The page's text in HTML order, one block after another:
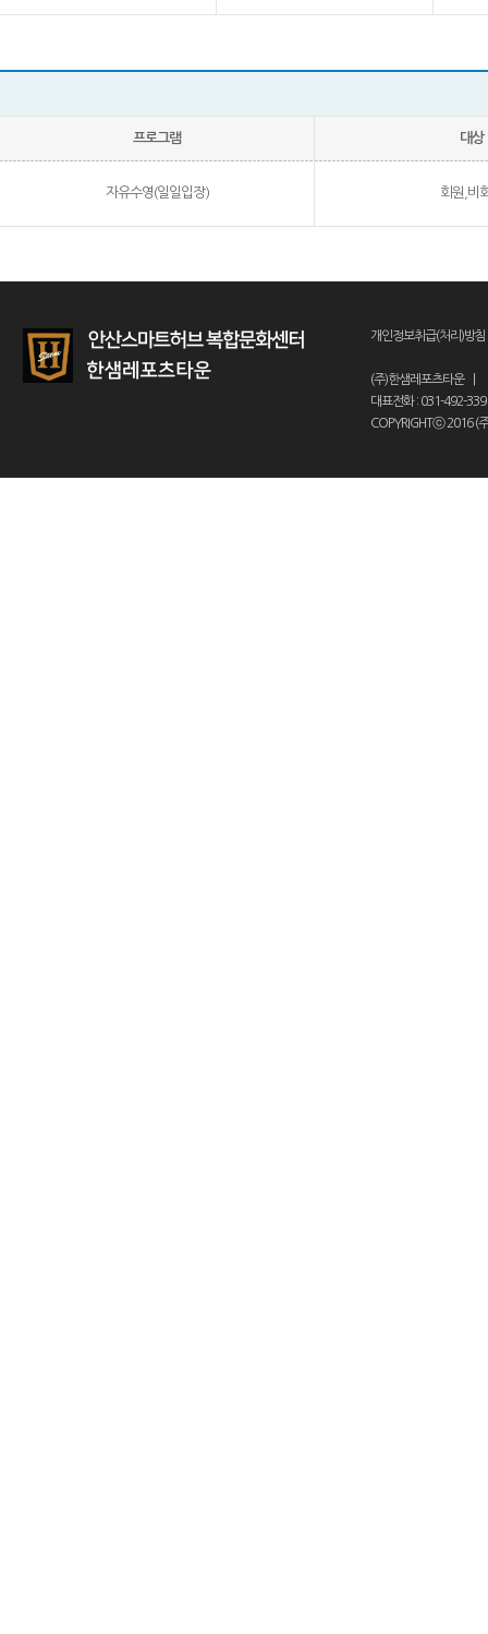
프로그램 대상
자유수영(일일입장) 회원,비
개인정보취급(처리)방침
(주)한샘레포츠타운
대표전화 : 031-492-
COPYRIGHTⓒ 2016 (